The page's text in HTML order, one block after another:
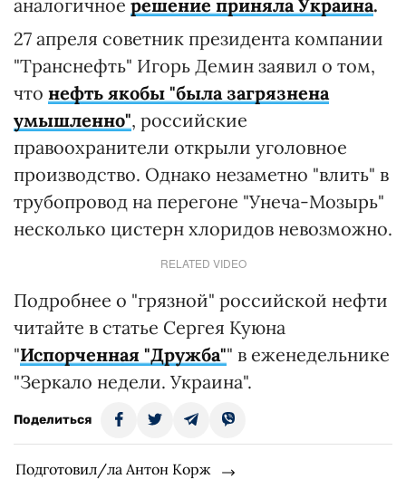
аналогичное решение приняла Украина.
27 апреля советник президента компании
"Транснефть" Игорь Демин заявил о том,
что нефть якобы "была загрязнена
умышленно", российские
правоохранители открыли уголовное
производство. Однако незаметно "влить" в
трубопровод на перегоне "Унеча-Мозырь"
несколько цистерн хлоридов невозможно.
RELATED VIDEO
Подробнее о "грязной" российской нефти
читайте в статье Сергея Куюна
"Испорченная "Дружба"" в еженедельнике
"Зеркало недели. Украина".
Поделиться
Подготовил/ла Антон Корж